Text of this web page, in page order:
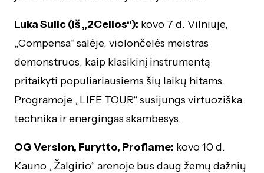
Luka Sulic (iš „2Cellos“): kovo 7 d. Vilniuje,
„Compensa“ salėje, violončelės meistras
demonstruos, kaip klasikinį instrumentą
pritaikyti populiariausiems šių laikų hitams.
Programoje „LIFE TOUR“ susijungs virtuoziška
technika ir energingas skambesys.
OG Version, Furytto, Proflame: kovo 10 d.
Kauno „Žalgirio“ arenoje bus daug žemų dažnių